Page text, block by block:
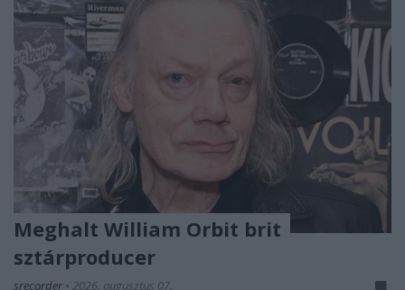
Meghalt William Orbit brit
sztárproducer
srecorder • 2026. augusztus 07.